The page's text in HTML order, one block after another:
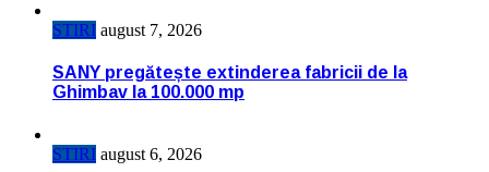
STIRI august 7, 2026
SANY pregătește extinderea fabricii de la
Ghimbav la 100.000 mp
STIRI august 6, 2026